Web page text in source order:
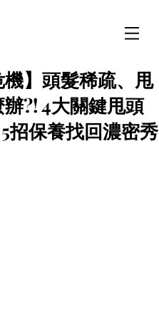
機】頭髮稀疏、甩
?! 4大關鍵甩頭
招保養找回濃密秀
out of 5 stars.